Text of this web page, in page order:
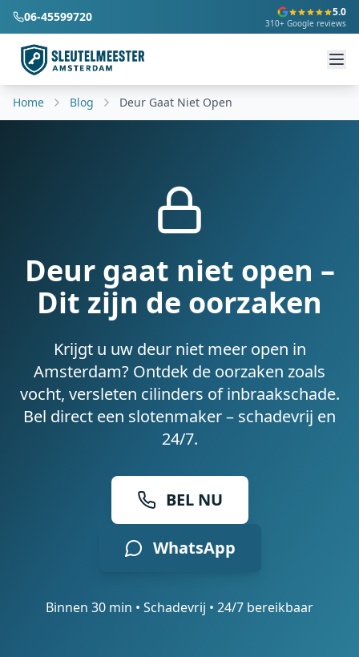
06-45599720 5.0
310+ Google reviews
Home Blog Deur Gaat Niet Open
Deur gaat niet open –
Dit zijn de oorzaken
Krijgt u uw deur niet meer open in
Amsterdam? Ontdek de oorzaken zoals
vocht, versleten cilinders of inbraakschade.
Bel direct een slotenmaker – schadevrij en
24/7.
BEL NU
WhatsApp
Binnen 30 min • Schadevrij • 24/7 bereikbaar